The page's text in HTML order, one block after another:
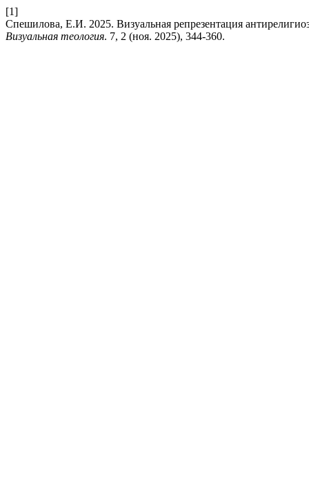
[1]
Спешилова, Е.И. 2025. Визуальная репрезентация
Визуальная теология. 7, 2 (ноя. 2025), 344-360.